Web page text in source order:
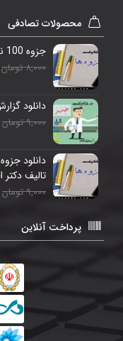
محصولات تصادفی
جزوه 100 نکته مهم روان شناسی عمومی (همراه کنکور)
8,000 تومان
دانلود
9,000 تومان
دانلود
تالیف
9,000 تومان
پرداخت آنلاین